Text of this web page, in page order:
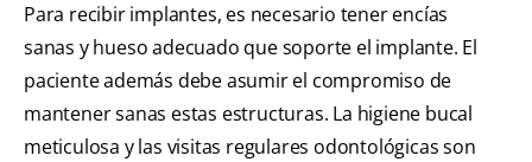
Para recibir implantes, es necesario tener encías
sanas y hueso adecuado que soporte el implante. El
paciente además debe asumir el compromiso de
mantener sanas estas estructuras. La higiene bucal
meticulosa y las visitas regulares odontológicas son